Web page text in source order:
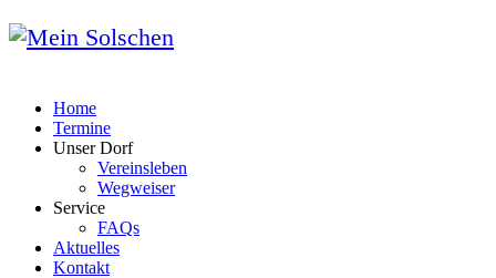
Home
Termine
Unser Dorf
Vereinsleben
Wegweiser
Service
FAQs
Aktuelles
Kontakt